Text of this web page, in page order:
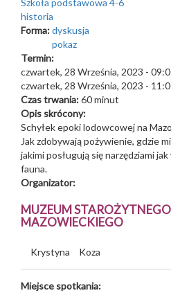
Szkoła podstawowa 4-6
historia
Forma:dyskusja
pokaz
Termin:
czwartek, 28 Września, 2023 -
czwartek, 28 Września, 2023 -
Czas trwania:60 minut
Opis skrócony:
Schyłek epoki lodowcowej na
Jak zdobywają pożywienie, gdzie
jakimi posługują się narzędziami
fauna.
Organizator:
MUZEUM
MAZOWIECKIEGO
Krystyna Koza
Miejsce spotkania: